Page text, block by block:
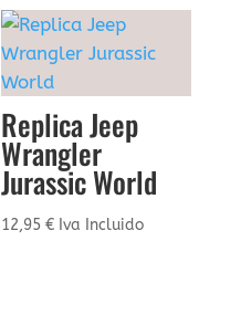
Replica Jeep
Wrangler
Jurassic World
12,95€ Iva Incluido